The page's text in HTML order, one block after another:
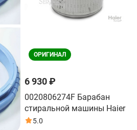
ОРИГИНАЛ
6 930 ₽
0020806274F Барабан
стиральной машины Haier
5.0